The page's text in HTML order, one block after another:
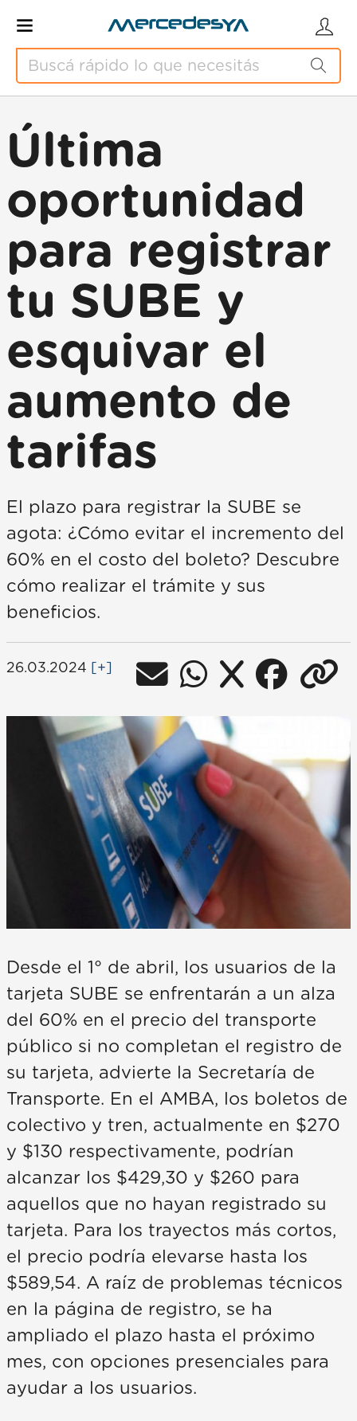
Última
oportunidad
para registrar
tu SUBE y
esquivar el
aumento de
tarifas
El plazo para registrar la SUBE se
agota: ¿Cómo evitar el incremento del
60% en el costo del boleto? Descubre
cómo realizar el trámite y sus
beneficios.
26.03.2024 [+]
Desde el 1° de abril, los usuarios de la
tarjeta SUBE se enfrentarán a un alza
del 60% en el precio del transporte
público si no completan el registro de
su tarjeta, advierte la Secretaría de
Transporte. En el AMBA, los boletos de
colectivo y tren, actualmente en $270
y $130 respectivamente, podrían
alcanzar los $429,30 y $260 para
aquellos que no hayan registrado su
tarjeta. Para los trayectos más cortos,
el precio podría elevarse hasta los
$589,54. A raíz de problemas técnicos
en la página de registro, se ha
ampliado el plazo hasta el próximo
mes, con opciones presenciales para
ayudar a los usuarios.